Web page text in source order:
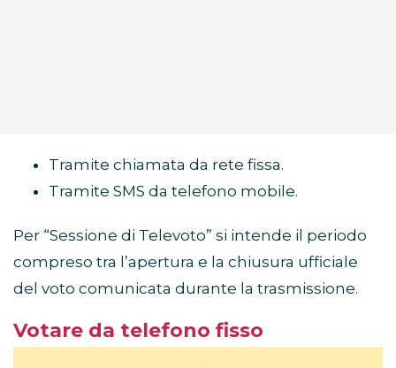
Tramite chiamata da rete fissa.
Tramite SMS da telefono mobile.
Per “Sessione di Televoto” si intende il periodo
compreso tra l’apertura e la chiusura ufficiale
del voto comunicata durante la trasmissione.
Votare da telefono fisso